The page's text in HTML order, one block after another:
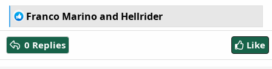
R
e
a
c
t
Franco Marinoand Hellrider
0 Replies Like